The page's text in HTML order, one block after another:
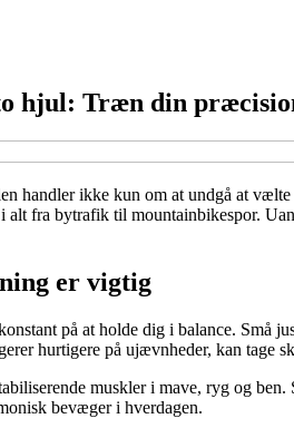
hjul: Træn din
handler ikke kun om at undgå at
alt fra bytrafik til mountainbikespor.
er vigtig
på at holde dig i balance. Små
hurtigere på ujævnheder, kan tage
muskler i mave, ryg og
bevæger i hverdagen.